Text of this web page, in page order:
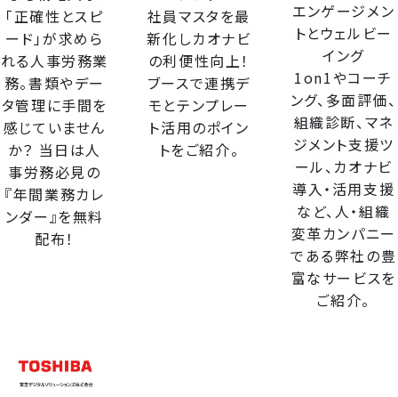
「正確性とスピ
ード」が求めら
れる人事労務業
務。書類やデー
タ管理に手間を
感じていません
か？ 当日は人
事労務必見の
『年間業務カレ
ンダー』を無料
配布！
社員マスタを最
新化しカオナビ
の利便性向上！
ブースで連携デ
モとテンプレー
ト活用のポイン
トをご紹介。
エンゲージメン
トとウェルビー
イング
1on1やコーチ
ング、多面評価、
組織診断、マネ
ジメント支援ツ
ール、カオナビ
導入・活用支援
など、人・組織
変革カンパニー
である弊社の豊
富なサービスを
ご紹介。